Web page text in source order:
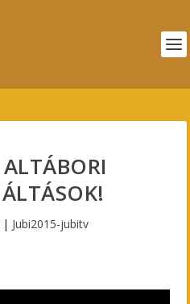
| Jubi2015-jubitv